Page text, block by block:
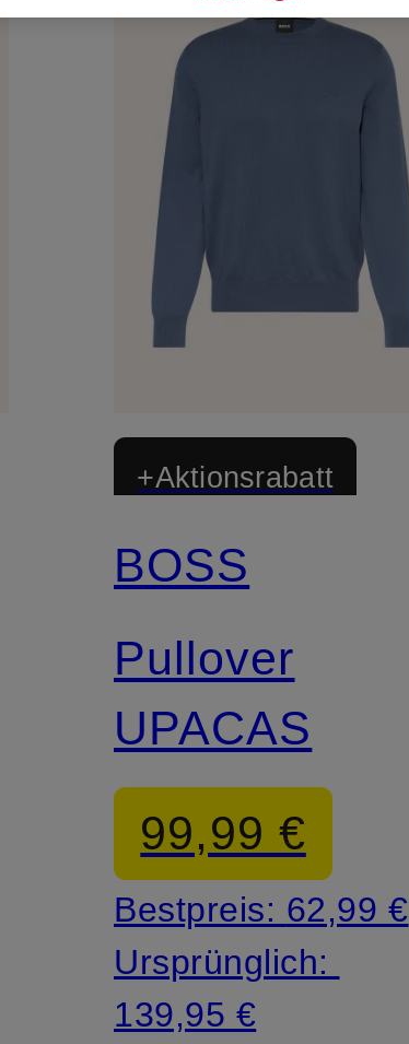
+Aktionsrabatt
BOSS
Pullover
UPACAS
99,99 €
Bestpreis: 62,99 €
Ursprünglich:
139,95 €